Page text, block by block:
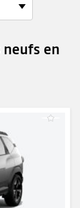
en